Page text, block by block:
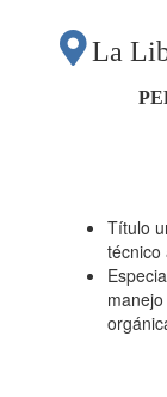
La
Título
técnico